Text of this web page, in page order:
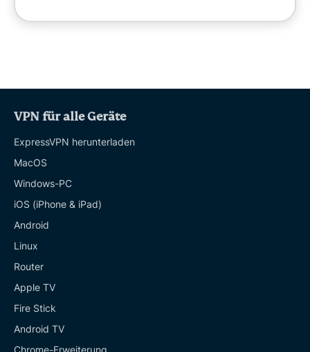
VPN für alle Geräte
ExpressVPN herunterladen
MacOS
Windows-PC
iOS (iPhone & iPad)
Android
Linux
Router
Apple TV
Fire Stick
Android TV
Chrome-Erweiterung